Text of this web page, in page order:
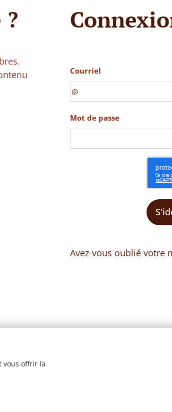
Courriel
Mot de passe
Avez-vous oublié votre
vous offrir la